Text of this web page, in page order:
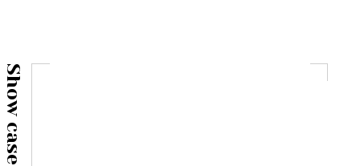
Show case